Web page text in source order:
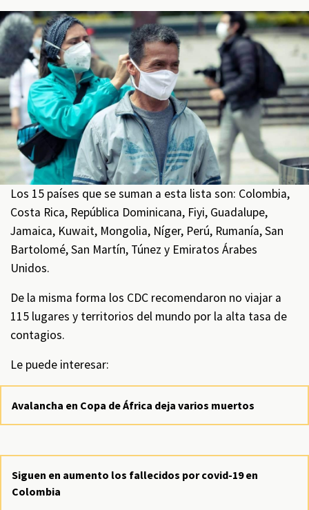
Los 15 países que se suman a esta lista son: Colombia,
Costa Rica, República Dominicana, Fiyi, Guadalupe,
Jamaica, Kuwait, Mongolia, Níger, Perú, Rumanía, San
Bartolomé, San Martín, Túnez y Emiratos Árabes
Unidos.
De la misma forma los CDC recomendaron no viajar a
115 lugares y territorios del mundo por la alta tasa de
contagios.
Le puede interesar:
Avalancha en Copa de África deja varios muertos
Siguen en aumento los fallecidos por covid-19 en
Colombia